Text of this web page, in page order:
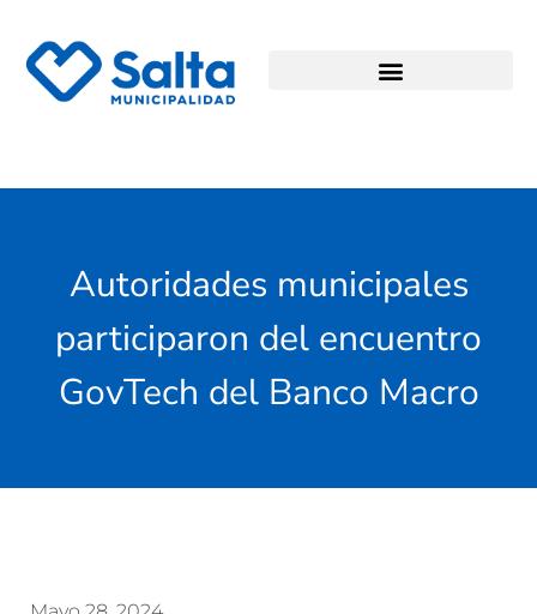
Autoridades municipales
participaron del encuentro
GovTech del Banco Macro